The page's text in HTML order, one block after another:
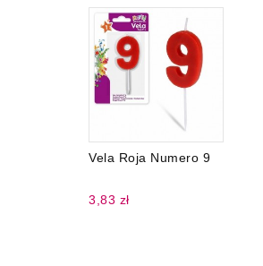
Vela Roja Numero 9
3,83 zł